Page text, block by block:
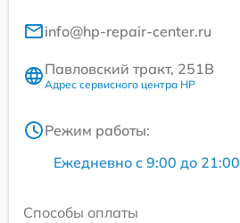
info@hp-repair-center.ru
Павловский тракт, 251В
Адрес сервисного центра HP
Режим работы:
Ежедневно с 9:00 до 21:00
Способы оплаты